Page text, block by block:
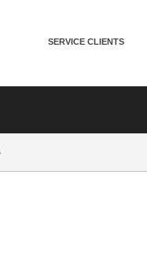
SERVICE CLIENTS